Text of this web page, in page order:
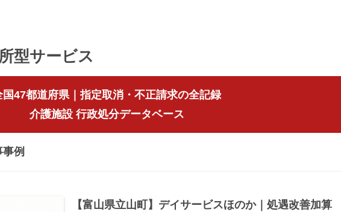
型サービス
国47都道府県｜指定取消・不正請求の全記録
介護施設 行政処分データベース
例
【富山県立山町】デイサービスほのか｜処遇改善加算